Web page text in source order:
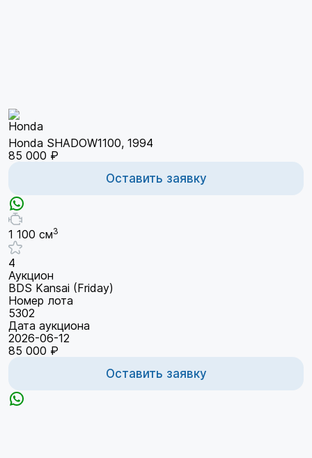
Honda SHADOW1100, 1994
85 000 ₽
Оставить заявку
1 100 см3
4
Аукцион
BDS Kansai (Friday)
Номер лота
5302
Дата аукциона
2026-06-12
85 000 ₽
Оставить заявку